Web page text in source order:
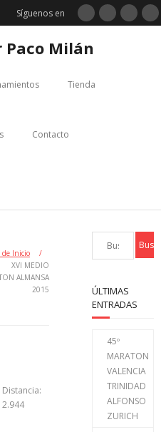
Síguenos en
Paco Milán
Tienda
Contacto
de Inicio
/
XVI MEDIO
ALMANSA
2015
ÚLTIMAS
ENTRADAS
45º
MARATON
VALENCIA
TRINIDAD
ALFONSO
ZURICH